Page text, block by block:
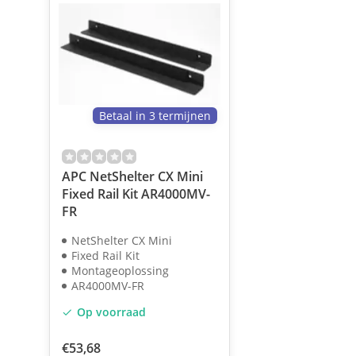
Betaal in 3 termijnen
APC NetShelter CX Mini
Fixed Rail Kit AR4000MV-
FR
NetShelter CX Mini
Fixed Rail Kit
Montageoplossing
AR4000MV-FR
Op voorraad
€53,68